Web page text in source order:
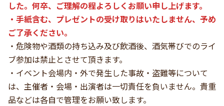
した。何卒、ご理解の程よろしくお願い申し上げます。
・手紙含む、プレゼントの受け取りはいたしません、予め
ご了承ください。
・危険物や酒類の持ち込み及び飲酒後、酒気帯びでのライ
ブ参加は禁止とさせて頂きます。
・イベント会場内・外で発生した事故・盗難等について
は、主催者・会場・出演者は一切責任を負いません。貴重
品などは各自で管理をお願い致します。